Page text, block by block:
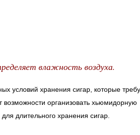
влажность воздуха.
условий хранения сигар, которые
организовать хьюмидорную
длительного хранения сигар.